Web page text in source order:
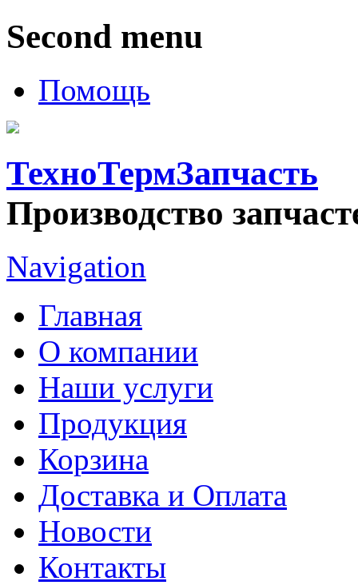
Second menu
Помощь
ТехноТермЗапчасть
Производство
Navigation
Главная
О компании
Наши услуги
Продукция
Корзина
Доставка и Оплата
Новости
Контакты